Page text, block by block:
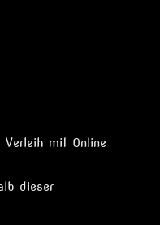
mit Online
dieser